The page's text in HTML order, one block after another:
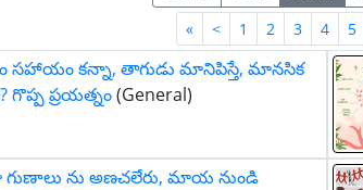
«First
< 1 2 3 4 5
సహాయం కన్నా, తాగుడు మానిపిస్తే, మానసిక
గొప్ప ప్రయత్నం(General)
ను అణచలేరు, మాయ నుండి